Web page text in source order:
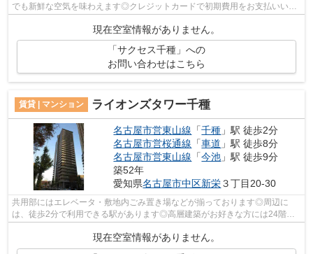
でも新鮮な空気を味わえます◎クレジットカードで初期費用をお支払いいた
だける物件です◎駅まで平坦な物件で、ラ...
現在空室情報がありません。
「サクセス千種」への
お問い合わせはこちら
賃貸 | マンション ライオンズタワー千種
名古屋市営東山線 「千種 」駅 徒歩2分
名古屋市営桜通線 「車道 」駅 徒歩8分
名古屋市営東山線 「今池 」駅 徒歩9分
築52年
愛知県名古屋市中区新栄３丁目20-30
共用部にはエレベータ・敷地内ごみ置き場などが揃っております◎周辺に
は、徒歩2分で利用できる駅があります◎高層建築がお好きな方には24階建
現在空室情報がありません。